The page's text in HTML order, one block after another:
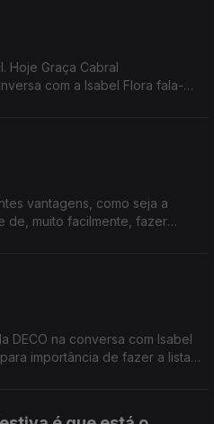
com a Isabel Flora fala-
vantagens, como seja a
de, muito facilmente, fazer
DECO na conversa com Isabel
importância de fazer a lista